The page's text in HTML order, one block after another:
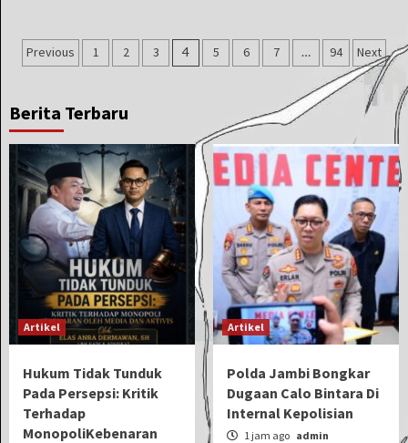
Paginasi
Previous 1 2 3 4 5 6 7 … 94 Next
Berita Terbaru
Artikel
Hukum Tidak Tunduk
Pada Persepsi: Kritik
Terhadap
MonopoliKebenaran
Artikel
Polda Jambi Bongkar
Dugaan Calo Bintara Di
Internal Kepolisian
1 jam ago admin